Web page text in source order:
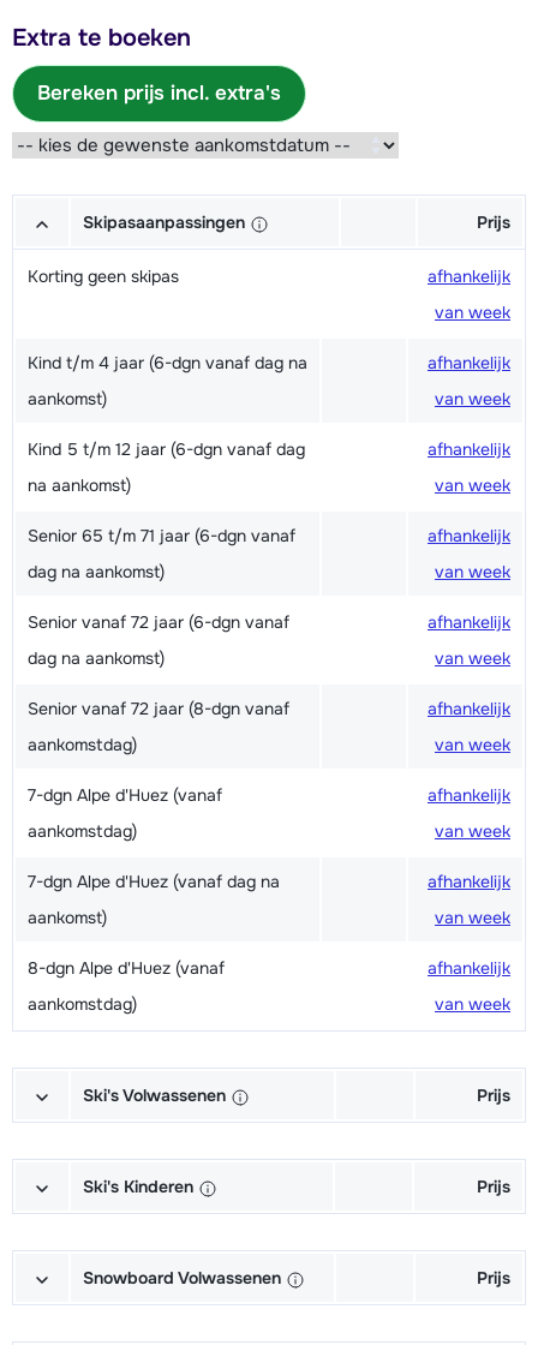
Extra te boeken
Bereken prijs incl. extra's
Skipasaanpassingen Prijs
Korting geen skipas
afhankelijk
van week
Kind t/m 4 jaar (6-dgn vanaf dag na
aankomst)
afhankelijk
van week
Kind 5 t/m 12 jaar (6-dgn vanaf dag
na aankomst)
afhankelijk
van week
Senior 65 t/m 71 jaar (6-dgn vanaf
dag na aankomst)
afhankelijk
van week
Senior vanaf 72 jaar (6-dgn vanaf
dag na aankomst)
afhankelijk
van week
Senior vanaf 72 jaar (8-dgn vanaf
aankomstdag)
afhankelijk
van week
7-dgn Alpe d'Huez (vanaf
aankomstdag)
afhankelijk
van week
7-dgn Alpe d'Huez (vanaf dag na
aankomst)
afhankelijk
van week
8-dgn Alpe d'Huez (vanaf
aankomstdag)
afhankelijk
van week
Ski's Volwassenen Prijs
Schoenen + Stokken (6/7 dagen)
van week
Stokken (6/7 dagen)
van week
Ski's Kinderen Prijs
Schoenen + Stokken (6/7 dagen)
van week
Snowboard Volwassenen Prijs